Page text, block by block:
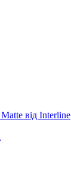
від Interline